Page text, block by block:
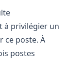
à privilégier un
ce poste. À
postes